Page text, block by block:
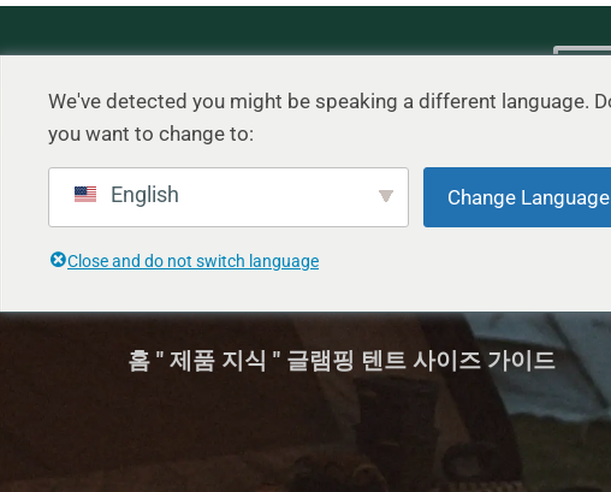
글램핑 텐트 사이즈 가이
홈 " 제품 지식 " 글램핑 텐트 사이즈 가이드
We've detected you might be speaking a different language.
you want to change to:
English Change Language
Close and do not switch language